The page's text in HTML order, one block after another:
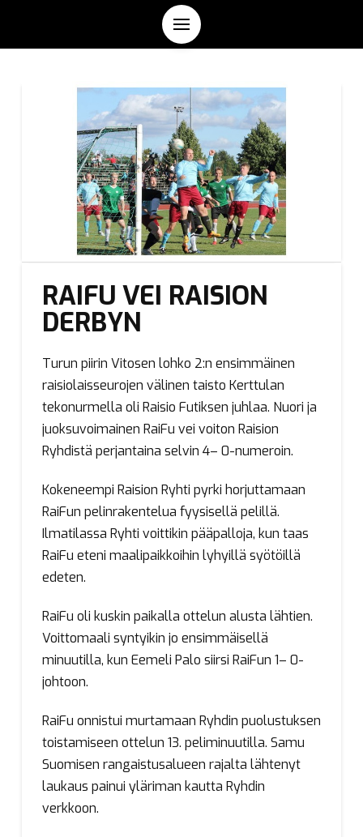
RAIFU VEI RAISION
DERBYN
Turun piirin Vitosen lohko 2:n ensimmäinen
raisiolaisseurojen välinen taisto Kerttulan
tekonurmella oli Raisio Futiksen juhlaa. Nuori ja
juoksuvoimainen RaiFu vei voiton Raision
Ryhdistä perjantaina selvin 4– 0-numeroin.
Kokeneempi Raision Ryhti pyrki horjuttamaan
RaiFun pelinrakentelua fyysisellä pelillä.
Ilmatilassa Ryhti voittikin pääpalloja, kun taas
RaiFu eteni maalipaikkoihin lyhyillä syötöillä
edeten.
RaiFu oli kuskin paikalla ottelun alusta lähtien.
Voittomaali syntyikin jo ensimmäisellä
minuutilla, kun Eemeli Palo siirsi RaiFun 1– 0-
johtoon.
RaiFu onnistui murtamaan Ryhdin puolustuksen
toistamiseen ottelun 13. peliminuutilla. Samu
Suomisen rangaistusalueen rajalta lähtenyt
laukaus painui yläriman kautta Ryhdin
verkkoon.